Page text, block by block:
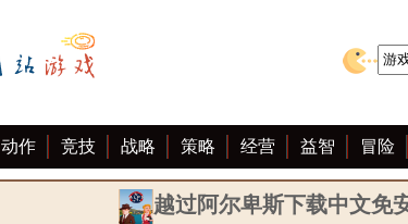
动作 竞技 战略 策略 经营 益智 冒险
越过阿尔卑斯下载中文免